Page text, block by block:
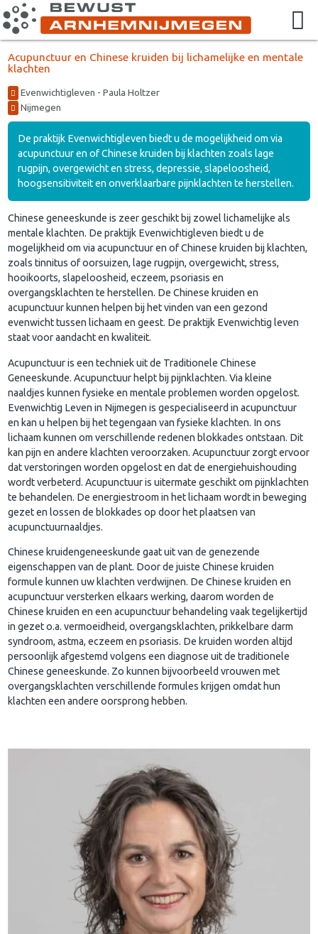
Acupunctuur en Chinese kruiden bij lichamelijke en mentale
klachten
Evenwichtigleven - Paula Holtzer
Nijmegen
De praktijk Evenwichtigleven biedt u de mogelijkheid om via
acupunctuur en of Chinese kruiden bij klachten zoals lage
rugpijn, overgewicht en stress, depressie, slapeloosheid,
hoogsensitiviteit en onverklaarbare pijnklachten te herstellen.
Chinese geneeskunde is zeer geschikt bij zowel lichamelijke als
mentale klachten. De praktijk Evenwichtigleven biedt u de
mogelijkheid om via acupunctuur en of Chinese kruiden bij klachten,
zoals tinnitus of oorsuizen, lage rugpijn, overgewicht, stress,
hooikoorts, slapeloosheid, eczeem, psoriasis en
overgangsklachten te herstellen. De Chinese kruiden en
acupunctuur kunnen helpen bij het vinden van een gezond
evenwicht tussen lichaam en geest. De praktijk Evenwichtig leven
staat voor aandacht en kwaliteit.
Acupunctuur is een techniek uit de Traditionele Chinese
Geneeskunde. Acupunctuur helpt bij pijnklachten. Via kleine
naaldjes kunnen fysieke en mentale problemen worden opgelost.
Evenwichtig Leven in Nijmegen is gespecialiseerd in acupunctuur
en kan u helpen bij het tegengaan van fysieke klachten. In ons
lichaam kunnen om verschillende redenen blokkades ontstaan. Dit
kan pijn en andere klachten veroorzaken. Acupunctuur zorgt ervoor
dat verstoringen worden opgelost en dat de energiehuishouding
wordt verbeterd. Acupunctuur is uitermate geschikt om pijnklachten
te behandelen. De energiestroom in het lichaam wordt in beweging
gezet en lossen de blokkades op door het plaatsen van
acupunctuurnaaldjes.
Chinese kruidengeneeskunde gaat uit van de genezende
eigenschappen van de plant. Door de juiste Chinese kruiden
formule kunnen uw klachten verdwijnen. De Chinese kruiden en
acupunctuur versterken elkaars werking, daarom worden de
Chinese kruiden en een acupunctuur behandeling vaak tegelijkertijd
in gezet o.a. vermoeidheid, overgangsklachten, prikkelbare darm
syndroom, astma, eczeem en psoriasis. De kruiden worden altijd
persoonlijk afgestemd volgens een diagnose uit de traditionele
Chinese geneeskunde. Zo kunnen bijvoorbeeld vrouwen met
overgangsklachten verschillende formules krijgen omdat hun
klachten een andere oorsprong hebben.